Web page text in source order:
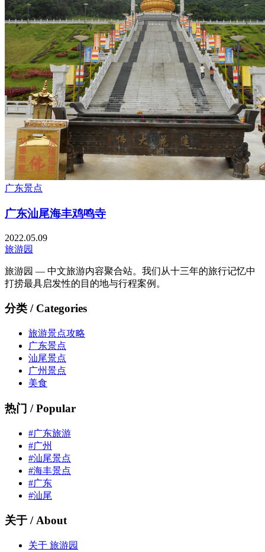
广东景点
广东汕尾海丰鸡鸣寺
2022.05.09
旅游园
旅游园 — 中文旅游内容聚合站。我们从十三年的旅行记忆中
打捞最具启发性的目的地与行程案例。
分类 / Categories
旅游景点攻略
广东景点
汕尾景点
广州景点
美食
热门 / Popular
#广东旅游
#广州
#汕尾景点
#海丰景点
#广东
#汕尾
关于 / About
关于 旅游园